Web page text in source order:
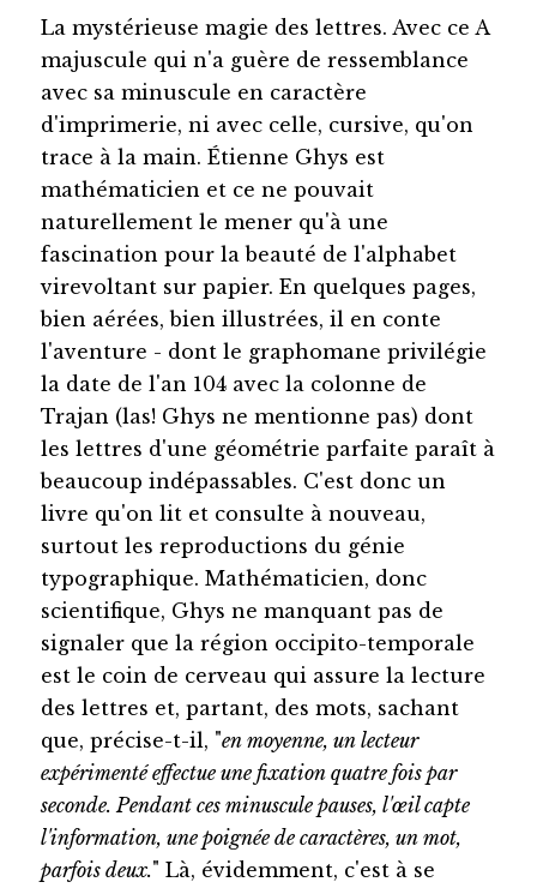
La mystérieuse magie des lettres. Avec ce A
majuscule qui n'a guère de ressemblance
avec sa minuscule en caractère
d'imprimerie, ni avec celle, cursive, qu'on
trace à la main. Étienne Ghys est
mathématicien et ce ne pouvait
naturellement le mener qu'à une
fascination pour la beauté de l'alphabet
virevoltant sur papier. En quelques pages,
bien aérées, bien illustrées, il en conte
l'aventure - dont le graphomane privilégie
la date de l'an 104 avec la colonne de
Trajan (las! Ghys ne mentionne pas) dont
les lettres d'une géométrie parfaite paraît à
beaucoup indépassables. C'est donc un
livre qu'on lit et consulte à nouveau,
surtout les reproductions du génie
typographique. Mathématicien, donc
scientifique, Ghys ne manquant pas de
signaler que la région occipito-temporale
est le coin de cerveau qui assure la lecture
des lettres et, partant, des mots, sachant
que, précise-t-il, "en moyenne, un lecteur
expérimenté effectue une fixation quatre fois par
seconde. Pendant ces minuscule pauses, l'œil capte
l'information, une poignée de caractères, un mot,
parfois deux." Là, évidemment, c'est à se